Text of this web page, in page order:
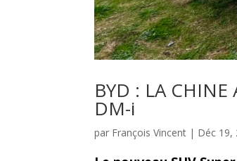
BYD : LA CHINE
DM-i
par François Vincent | Déc 19,